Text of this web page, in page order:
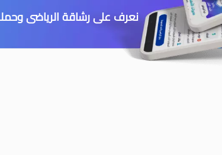
نعرف على رشاقة الرياضى